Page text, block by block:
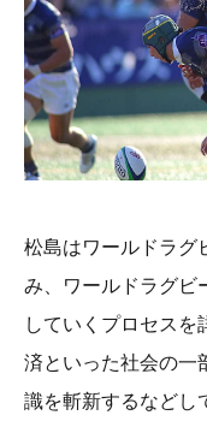
松島はワールドラグ
み、ワールドラグビ
していくプロセスを
済といった社会の一
識を斬新するなどし